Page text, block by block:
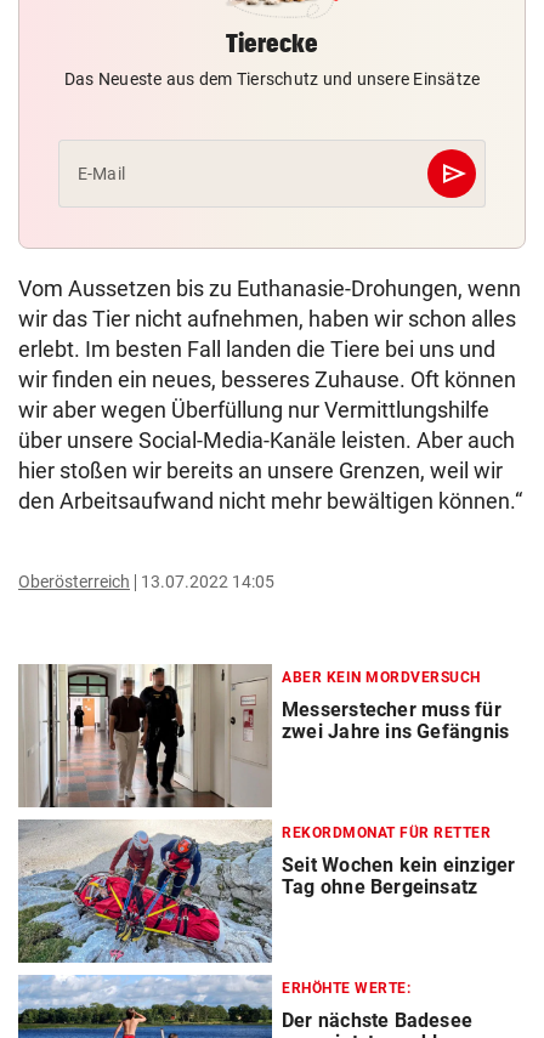
Tierecke
Das Neueste aus dem Tierschutz und unsere Einsätze
E-Mail send
Abschicken
Vom Aussetzen bis zu Euthanasie-Drohungen, wenn
wir das Tier nicht aufnehmen, haben wir schon alles
erlebt. Im besten Fall landen die Tiere bei uns und
wir finden ein neues, besseres Zuhause. Oft können
wir aber wegen Überfüllung nur Vermittlungshilfe
über unsere Social-Media-Kanäle leisten. Aber auch
hier stoßen wir bereits an unsere Grenzen, weil wir
den Arbeitsaufwand nicht mehr bewältigen können.“
Oberösterreich 13.07.2022 14:05
ABER KEIN MORDVERSUCH
Messerstecher muss für
zwei Jahre ins Gefängnis
REKORDMONAT FÜR RETTER
Seit Wochen kein einziger
Tag ohne Bergeinsatz
ERHÖHTE WERTE:
Der nächste Badesee